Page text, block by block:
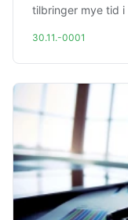
tilbringer mye tid
30.11.-0001